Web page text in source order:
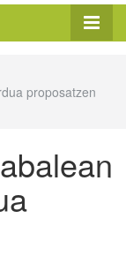
proposatzen